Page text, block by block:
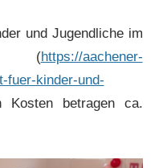
und Jugendliche im
(https://aachener-
fuer-kinder-und-
Kosten betragen ca.